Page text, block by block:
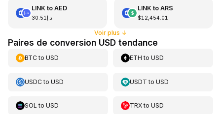
LINKto AED
د.إ30.51
LINKto ARS
$12,454.01
Voir plus ↓
Paires de conversion USD tendance
BTCto USD ETH toUSD
USDCto USD USDT toUSD
SOL to USD TRXtoUSD